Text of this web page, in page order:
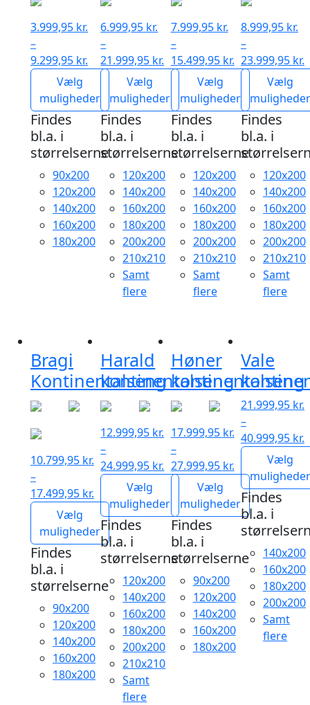
3.999,95 kr.
–
9.299,95 kr. Prisinterval:
3.999,95 kr.
til
9.299,95 kr.
Vælg
muligheder
Findes
bl.a. i
størrelserne
90x200
120x200
140x200
160x200
180x200
6.999,95 kr.
–
21.999,95 kr.
Prisinterval:
6.999,95 kr.
til
21.999,95 kr.
Vælg
muligheder
Findes
bl.a. i
størrelserne
120x200
140x200
160x200
180x200
200x200
210x210
Samt
flere
7.999,95 kr.
–
15.499,95 kr.
Prisinterval:
7.999,95 kr.
til
15.499,95 kr.
Vælg
muligheder
Findes
bl.a. i
størrelserne
120x200
140x200
160x200
180x200
200x200
210x210
Samt
flere
8.999,95 kr.
–
23.999,95 kr.
Prisinterval:
8.999,95 kr.
til
23.999,95 kr.
Vælg
muligheder
Findes
bl.a. i
120x200
140x200
160x200
180x200
200x200
210x210
Samt
flere
Bragi
Kontinentalseng
10.799,95 kr.
–
17.499,95 kr.
Prisinterval:
10.799,95 kr.
til
17.499,95 kr.
Vælg
muligheder
Findes
bl.a. i
størrelserne
90x200
120x200
140x200
160x200
180x200
Harald
kontinentalseng
12.999,95 kr.
–
24.999,95 kr.
Prisinterval:
12.999,95 kr.
til
24.999,95 kr.
Vælg
muligheder
Findes
bl.a. i
størrelserne
120x200
140x200
160x200
180x200
200x200
210x210
Samt
flere
Høner
kontinentalseng
17.999,95 kr.
–
27.999,95 kr.
Prisinterval:
17.999,95 kr.
til
27.999,95 kr.
Vælg
muligheder
Findes
bl.a. i
størrelserne
90x200
120x200
140x200
160x200
180x200
Vale
21.999,95 kr.
–
40.999,95 kr.
Prisinterval:
21.999,95 kr.
til
40.999,95 kr.
Vælg
muligheder
Findes
bl.a. i
140x200
160x200
180x200
200x200
Samt
flere